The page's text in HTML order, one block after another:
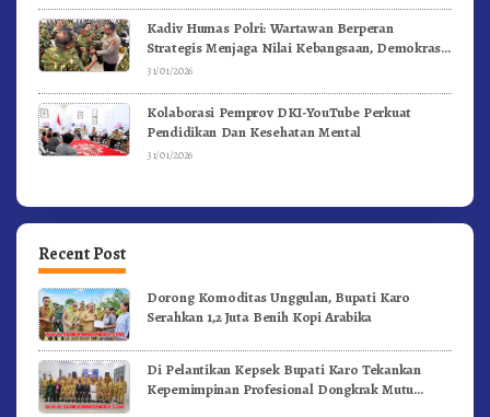
Kadiv Humas Polri: Wartawan Berperan
Strategis Menjaga Nilai Kebangsaan, Demokrasi,
dan NKRI
31/01/2026
Kolaborasi Pemprov DKI-YouTube Perkuat
Pendidikan Dan Kesehatan Mental
31/01/2026
Recent Post
Dorong Komoditas Unggulan, Bupati Karo
Serahkan 1,2 Juta Benih Kopi Arabika
Di Pelantikan Kepsek Bupati Karo Tekankan
Kepemimpinan Profesional Dongkrak Mutu